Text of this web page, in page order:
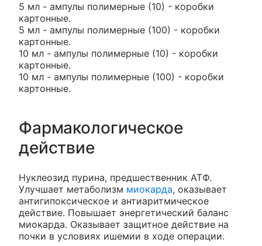
5 мл - ампулы полимерные (10) - коробки
картонные.
5 мл - ампулы полимерные (100) - коробки
картонные.
10 мл - ампулы полимерные (10) - коробки
картонные.
10 мл - ампулы полимерные (100) - коробки
картонные.
Фармакологическое
действие
Нуклеозид пурина, предшественник АТФ.
Улучшает метаболизм миокарда, оказывает
антигипоксическое и антиаритмическое
действие. Повышает энергетический баланс
миокарда. Оказывает защитное действие на
почки в условиях ишемии в ходе операции.